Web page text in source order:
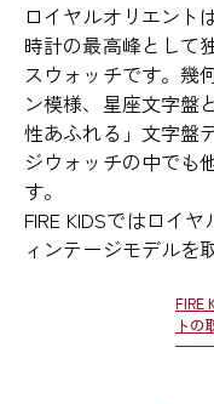
ロイヤルオリエント
時計の最高峰として
スウォッチです。幾
ン模様、星座文字盤
性あふれる」文字盤
ジウォッチの中でも
す。
FIRE KIDSではロイ
ィンテージモデルを
FIRE
トの